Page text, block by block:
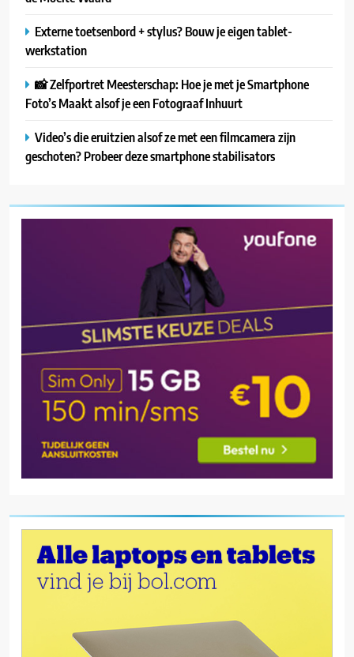
Externe toetsenbord + stylus? Bouw je eigen tablet-
werkstation
📸 Zelfportret Meesterschap: Hoe je met je Smartphone
Foto’s Maakt alsof je een Fotograaf Inhuurt
Video’s die eruitzien alsof ze met een filmcamera zijn
geschoten? Probeer deze smartphone stabilisators